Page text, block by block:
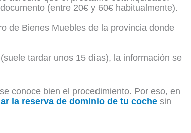
(entre 20€ y 60€ habitualmente).
de Bienes Muebles de la provincia donde
tardar unos 15 días), la información se
conoce bien el procedimiento. Por eso, en
la reserva de dominio de tu coche sin